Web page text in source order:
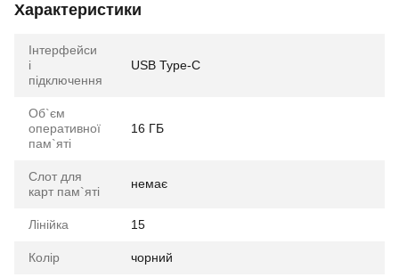
Характеристики
Інтерфейси
і
підключення
USB Type-C
Об`єм
оперативної
пам`яті
16 ГБ
Слот для
карт пам`яті
немає
Лінійка 15
Колір чорний